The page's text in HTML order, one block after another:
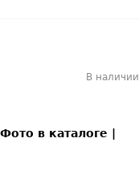
В наличии